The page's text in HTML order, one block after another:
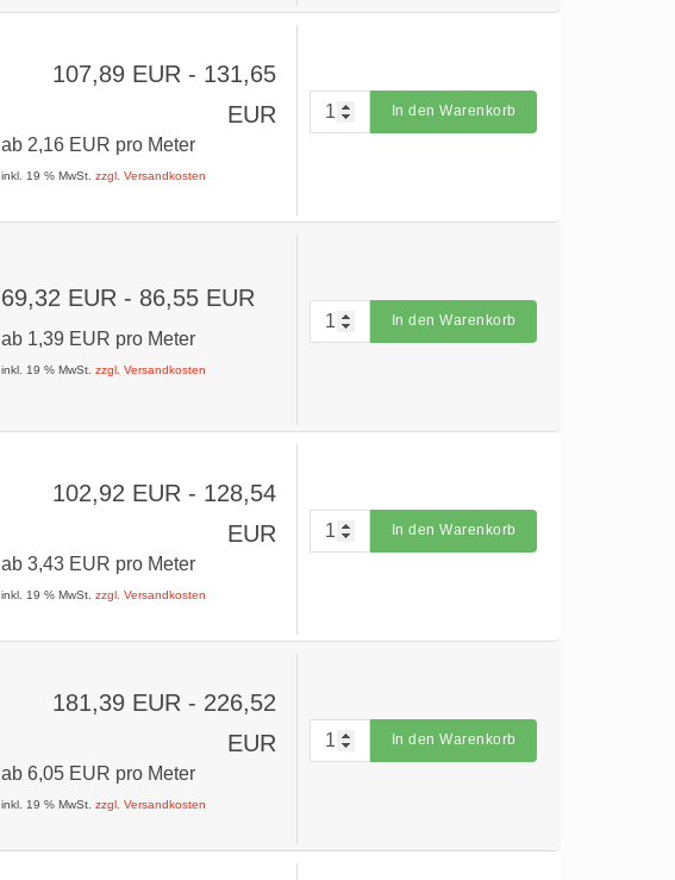
107,89 EUR - 131,65
EUR
ab 2,16 EUR pro Meter
inkl. 19 % MwSt.zzgl. Versandkosten
In den Warenkorb
69,32 EUR - 86,55 EUR
ab 1,39 EUR pro Meter
inkl. 19 % MwSt.zzgl. Versandkosten
In den Warenkorb
102,92 EUR - 128,54
EUR
ab3,43 EUR pro Meter
inkl. 19 % MwSt.zzgl. Versandkosten
In den Warenkorb
181,39 EUR - 226,52
EUR
ab6,05 EUR pro Meter
inkl. 19 % MwSt.zzgl. Versandkosten
In den Warenkorb